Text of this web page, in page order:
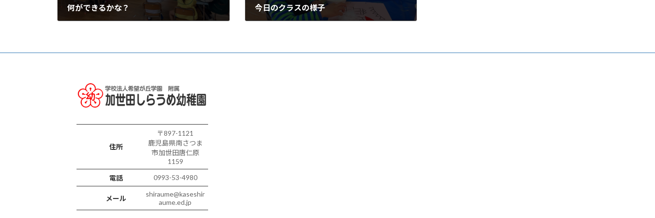
何ができるかな？ 今日のクラスの様子
住所
〒897-1121
鹿児島県南さつま
市加世田唐仁原
1159
電話
0993-53-4980
メール
shiraume@kaseshir
aume.ed.jp